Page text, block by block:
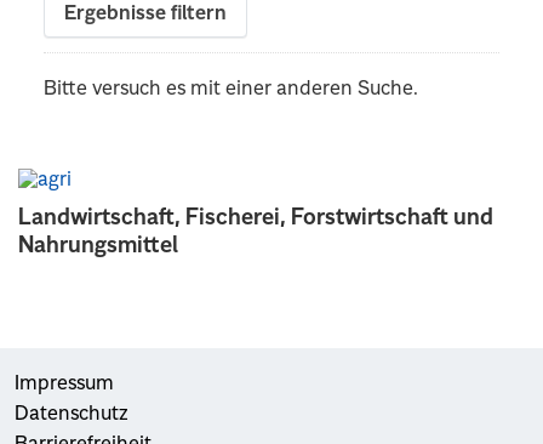
Landwirtschaft, Fischerei, Forstwirtschaft und
Nahrungsmittel
Ergebnisse filtern
Bitte versuch es mit einer anderen Suche.
Impressum
Datenschutz